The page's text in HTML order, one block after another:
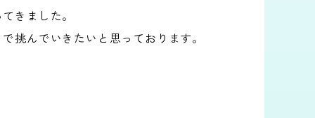
きました。
挑んでいきたいと思っております。